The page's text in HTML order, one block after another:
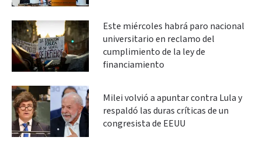
Este miércoles habrá paro nacional
universitario en reclamo del
cumplimiento de la ley de
financiamiento
Milei volvió a apuntar contra Lula y
respaldó las duras críticas de un
congresista de EEUU